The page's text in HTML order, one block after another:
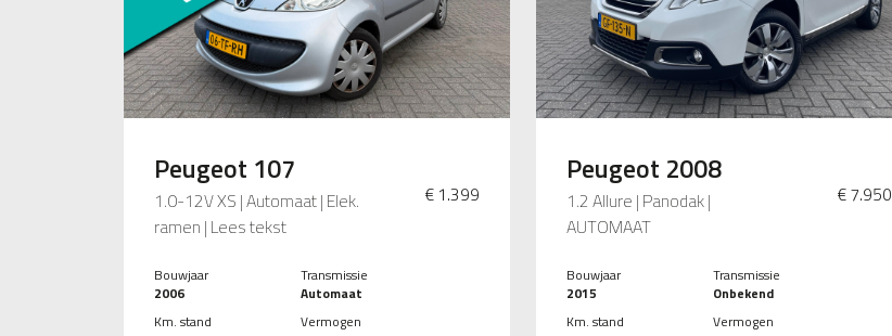
Peugeot 107
1.0-12V XS | Automaat | Elek.
ramen | Lees tekst
€ 1.399
Bouwjaar
2006
Km. stand
Transmissie
Automaat
Vermogen
Peugeot 2008
1.2 Allure | Panodak |
AUTOMAAT
€ 7.950
Bouwjaar
2015
Km. stand
Transmissie
Onbekend
Vermogen